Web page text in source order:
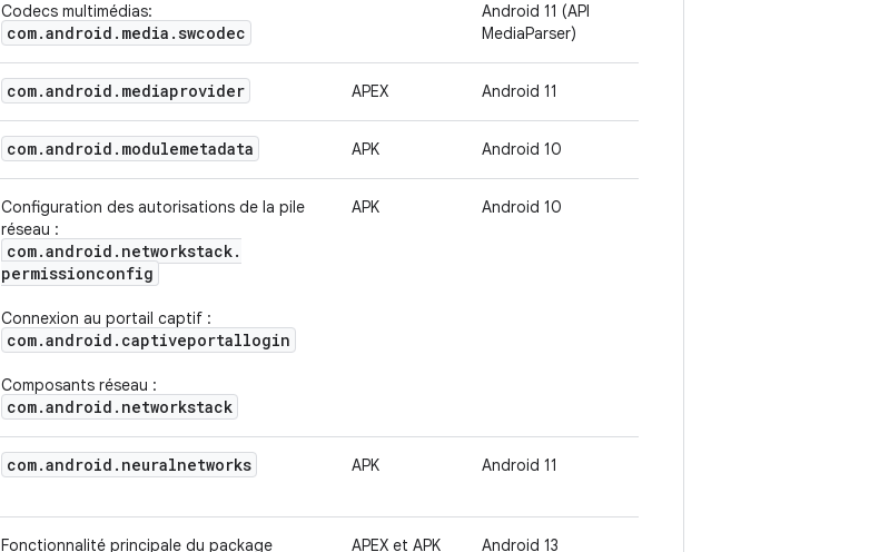
Codecs multimédias:
com.android . media .swcodec
Android 11 (API
MediaParser)
com.android . mediaprovider APEX Android 11
com.android . modulemetadata APK Android 10
Configuration des autorisations de la pile
réseau :
com.android . networkstack.
permissionconfig
Connexion au portail captif :
com.android . captiveportallogin
Composants réseau :
com.android . networkstack
APK Android 10
com.android . neuralnetworks APK Android 11
Fonctionnalité principale du package APEX et APK Android 13